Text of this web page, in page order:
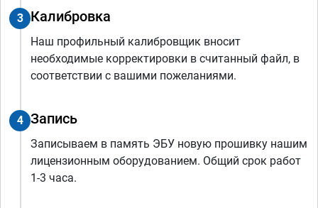
3 Калибровка
Наш профильный калибровщик вносит
необходимые корректировки в считанный файл, в
соответствии с вашими пожеланиями.
4 Запись
Записываем в память ЭБУ новую прошивку нашим
лицензионным оборудованием. Общий срок работ
1-3 часа.